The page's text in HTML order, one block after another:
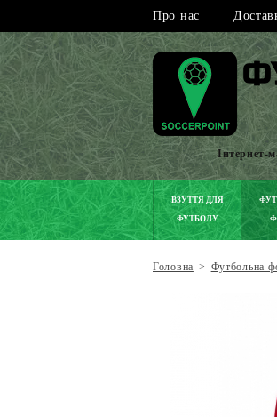
Про нас
Інтернет-
ВЗУТТЯ ДЛЯ
ФУТБОЛУ
Головна > Футбольна